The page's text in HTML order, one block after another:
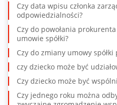
Czy data wpisu członka
odpowiedzialności?
Czy do powołania
umowie spółki?
Czy do zmiany umowy
czy dziecko może być
Czy dziecko może być
Czy jednego roku można